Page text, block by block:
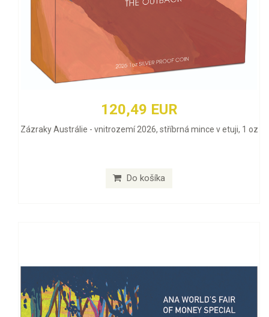
120,49 EUR
Zázraky Austrálie - vnitrozemí 2026, stříbrná mince v etuji, 1 oz
Do košíka